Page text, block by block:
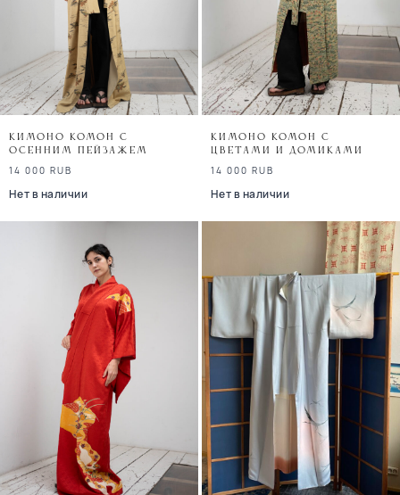
Кимоно комон с
осенним пейзажем
14 000 RUB
Нет в наличии
Кимоно комон с
цветами и домиками
14 000 RUB
Нет в наличии